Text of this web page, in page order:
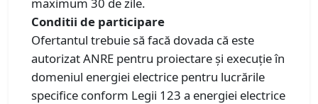
Conditii de participare
Ofertantul trebuie să facă dovada că este
autorizat ANRE pentru proiectare și execuție în
domeniul energiei electrice pentru lucrările
specifice conform Legii 123 a energiei electrice